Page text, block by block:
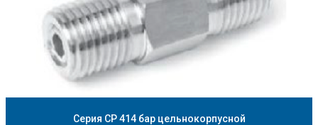
Серия CP 414 бар цельнокорпусной